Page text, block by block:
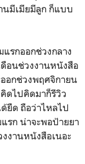
มีเมียมีลูก ก็แบบ
กออกช่วงกลาง
อนช่วงงานหนังสือ
อกช่วงพฤศจิกายน
ดไปคิดมาก็รีวิว
ยืด ถือว่าไหลไป
แรก น่าจะพอป้ายยา
งานหนังสือเนอะ